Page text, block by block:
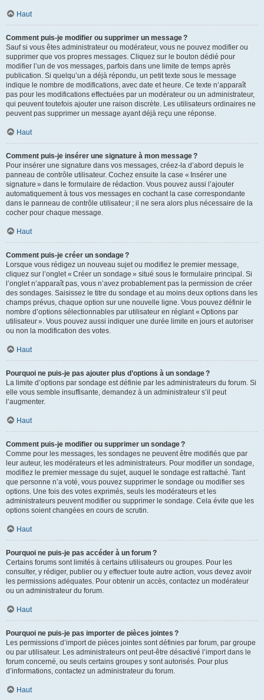
Haut
Comment puis-je modifier ou supprimer un message ?
Sauf si vous êtes administrateur ou modérateur, vous ne pouvez modifier ou
supprimer que vos propres messages. Cliquez sur le bouton dédié pour
modifier l’un de vos messages, parfois dans une limite de temps après
publication. Si quelqu’un a déjà répondu, un petit texte sous le message
indique le nombre de modifications, avec date et heure. Ce texte n’apparaît
pas pour les modifications effectuées par un modérateur ou un administrateur,
qui peuvent toutefois ajouter une raison discrète. Les utilisateurs ordinaires ne
peuvent pas supprimer un message ayant déjà reçu une réponse.
Haut
Comment puis-je insérer une signature à mon message ?
Pour insérer une signature dans vos messages, créez-la d’abord depuis le
panneau de contrôle utilisateur. Cochez ensuite la case « Insérer une
signature » dans le formulaire de rédaction. Vous pouvez aussi l’ajouter
automatiquement à tous vos messages en cochant la case correspondante
dans le panneau de contrôle utilisateur ; il ne sera alors plus nécessaire de la
cocher pour chaque message.
Haut
Comment puis-je créer un sondage ?
Lorsque vous rédigez un nouveau sujet ou modifiez le premier message,
cliquez sur l’onglet « Créer un sondage » situé sous le formulaire principal. Si
l’onglet n’apparaît pas, vous n’avez probablement pas la permission de créer
des sondages. Saisissez le titre du sondage et au moins deux options dans les
champs prévus, chaque option sur une nouvelle ligne. Vous pouvez définir le
nombre d’options sélectionnables par utilisateur en réglant « Options par
utilisateur ». Vous pouvez aussi indiquer une durée limite en jours et autoriser
ou non la modification des votes.
Haut
Pourquoi ne puis-je pas ajouter plus d’options à un sondage ?
La limite d’options par sondage est définie par les administrateurs du forum. Si
elle vous semble insuffisante, demandez à un administrateur s’il peut
l’augmenter.
Haut
Comment puis-je modifier ou supprimer un sondage ?
Comme pour les messages, les sondages ne peuvent être modifiés que par
leur auteur, les modérateurs et les administrateurs. Pour modifier un sondage,
modifiez le premier message du sujet, auquel le sondage est rattaché. Tant
que personne n’a voté, vous pouvez supprimer le sondage ou modifier ses
options. Une fois des votes exprimés, seuls les modérateurs et les
administrateurs peuvent modifier ou supprimer le sondage. Cela évite que les
options soient changées en cours de scrutin.
Haut
Pourquoi ne puis-je pas accéder à un forum ?
Certains forums sont limités à certains utilisateurs ou groupes. Pour les
consulter, y rédiger, publier ou y effectuer toute autre action, vous devez avoir
les permissions adéquates. Pour obtenir un accès, contactez un modérateur
ou un administrateur du forum.
Haut
Pourquoi ne puis-je pas importer de pièces jointes ?
Les permissions d’import de pièces jointes sont définies par forum, par groupe
ou par utilisateur. Les administrateurs ont peut-être désactivé l’import dans le
forum concerné, ou seuls certains groupes y sont autorisés. Pour plus
d’informations, contactez un administrateur du forum.
Haut